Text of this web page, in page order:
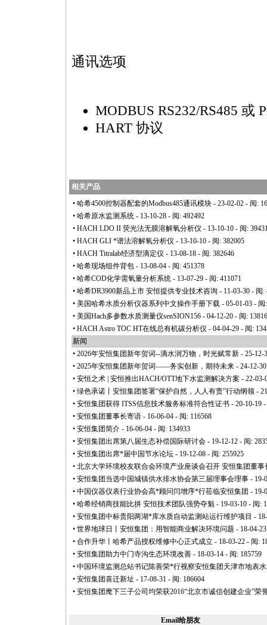
通讯选项
MODBUS RS232/RS485 或
HART 协议
相关产品
• 哈希4500控制器配套的Modbus485通讯模块 - 23-02-02 - 阅:
• 哈希原水监测系统 - 13-10-28 - 阅: 492492
• HACH LDO II 荧光法无膜溶解氧分析仪 - 13-10-10 - 阅:
• HACH GLI *谱法溶解氧分析仪 - 13-10-10 - 阅: 382005
• HACH Titralab经济型滴定仪 - 13-08-18 - 阅: 382646
• 哈希现场组件背包 - 13-08-04 - 阅: 451378
• 哈希COD化学需氧量分析系统 - 13-07-29 - 阅: 411071
• 哈希DR3900新品上市 安恒提供专业技术咨询 - 11-03-30 - 阅:
• 美国哈希水质分析仪器系列中文操作手册下载 - 05-01-03 - 阅
• 美国Hach多参数水质测量仪senSION156 - 04-12-20 - 阅:
• HACH Astro TOC HT在线总有机碳分析仪 - 04-04-29 - 阅:
新闻
• 2026年安恒集团新年贺词--滴水润万物，时光赋常新 - 25-12-
• 2025年安恒集团新年贺词——务实创新，期待未来 - 24-12-
• 安恒之术 | 安恒推出HACH/OTT地下水监测解决方案 - 22-03-
• 绿色承诺丨安恒集团签署“保护自然，人人有责”行动纲领 -
• 安恒集团获得 ITSS信息技术服务标准符合性证书 - 20-10-19
• 安恒集团董事长寄语 - 16-06-04 - 阅: 116568
• 安恒集团简介 - 16-06-04 - 阅: 134933
• 安恒集团出席第八届生态补偿国际研讨会 - 19-12-12 - 阅:
• 安恒集团出席*届中国节水论坛 - 19-12-08 - 阅: 255925
• 北京大学环境校友联合会环境产业座谈会召开 安恒集团董事
• 安恒集团当选中国城镇供水排水协会第三届理事会理事 - 19-
• 中国仪器仪表行业协会高*顾问闫增序*行莅临安恒集团 - 19-
• 哈希经销商技能比拼 安恒技术团队强势夺魁 - 19-03-10 - 阅:
• 安恒集团中标贵阳两湖*库水质自动监测站运行维护项目 -
• 世界地球日丨安恒集团：用智能商业解决环境问题 - 18-04-
• 合作升华丨哈希产品授权维修中心正式成立 - 18-03-22 - 阅:
• 安恒集团助力中门寺沟生态环境改善 - 18-03-14 - 阅: 185759
• 中国环境监测总站书记陈善荣*行视察安恒集团天津市地表
• 安恒集团喜迁新址 - 17-08-31 - 阅: 186604
• 安恒集团麾下三子公司均荣获2016“北京市诚信创建企业”荣
Email给朋友